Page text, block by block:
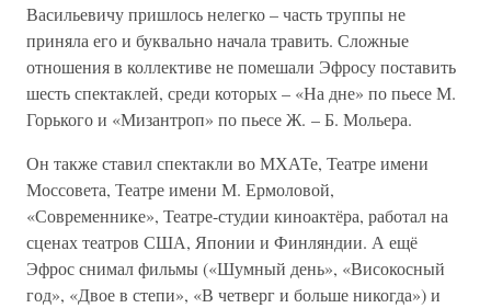
Васильевичу пришлось нелегко – часть труппы не
приняла его и буквально начала травить. Сложные
отношения в коллективе не помешали Эфросу поставить
шесть спектаклей, среди которых – «На дне» по пьесе М.
Горького и «Мизантроп» по пьесе Ж. – Б. Мольера.
Он также ставил спектакли во МХАТе, Театре имени
Моссовета, Театре имени М. Ермоловой,
«Современнике», Театре-студии киноактёра, работал на
сценах театров США, Японии и Финляндии. А ещё
Эфрос снимал фильмы («Шумный день», «Високосный
год», «Двое в степи», «В четверг и больше никогда») и